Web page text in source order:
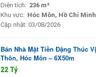
Diện tích: 236 m²
Khu vực: Hóc Môn, Hồ Chí Minh
Cập nhật: 03/08/2026
Bán Nhà Mặt Tiền Đặng Thúc
Thôn, Hóc Môn – 6X50m
22 Tỷ